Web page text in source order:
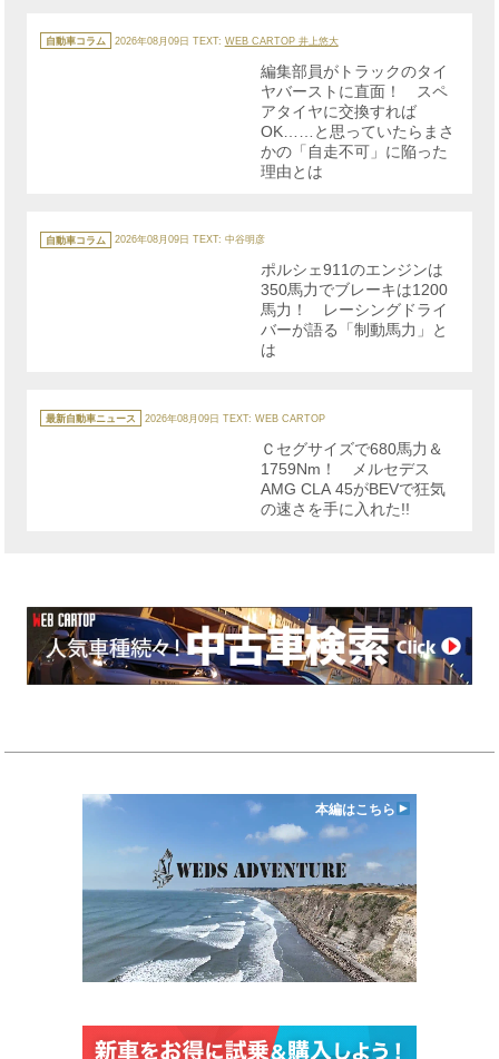
テ
ゴ
自動車コラム 2026年08月09日 TEXT: WEB CARTOP 井上悠大
編集部員がトラックのタイ
ヤバーストに直面！ スペ
アタイヤに交換すれば
OK……と思っていたらまさ
かの「自走不可」に陥った
理由とは
テ
ゴ
自動車コラム 2026年08月09日 TEXT: 中谷明彦
ポルシェ911のエンジンは
350馬力でブレーキは1200
馬力！ レーシングドライ
バーが語る「制動馬力」と
は
テ
ゴ
最新自動車ニュース 2026年08月09日 TEXT: WEB CARTOP
Ｃセグサイズで680馬力＆
1759Nm！ メルセデス
AMG CLA 45がBEVで狂気
の速さを手に入れた!!
本編はこちら